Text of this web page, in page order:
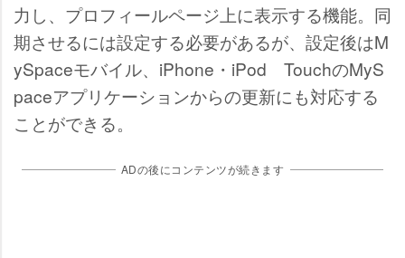
力し、プロフィールページ上に表示する機能。同
期させるには設定する必要があるが、設定後はM
ySpaceモバイル、iPhone・iPod TouchのMyS
paceアプリケーションからの更新にも対応する
ことができる。
ADの後にコンテンツが続きます